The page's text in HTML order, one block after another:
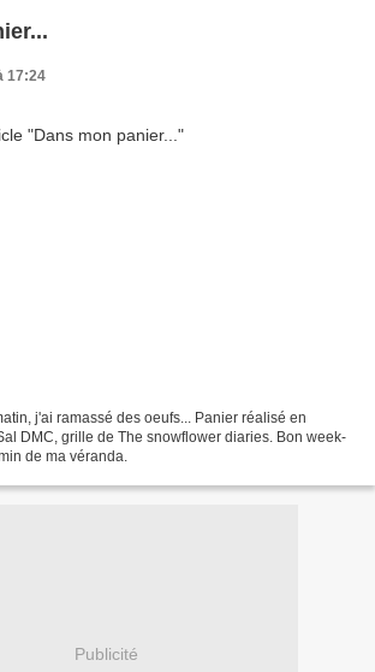
17:24
j'ai ramassé des oeufs... Panier réalisé en
DMC, grille de The snowflower diaries. Bon week-
de ma véranda.
Publicité